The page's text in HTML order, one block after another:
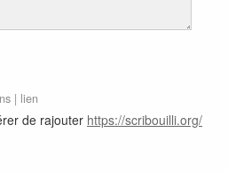
| lien
de rajouter https://scribouilli.org/